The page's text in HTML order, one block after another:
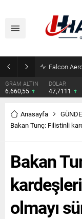
DOLAR
47,7111
EURO
55,1881
Anasayfa
Bakan Tunç: Filistinli
Bakan
olmayı